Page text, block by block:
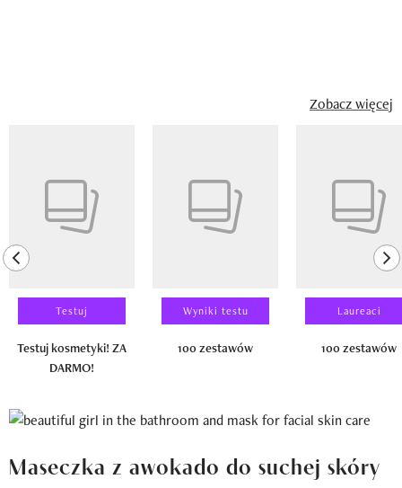
Zobacz więcej
previous element
Testuj
Testuj kosmetyki! ZA
DARMO!
Wyniki testu
100 zestawów
Laureaci
100 zestawów
Maseczka z awokado do suchej skóry